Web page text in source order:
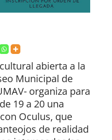
abierta a la
Municipal de
organiza para
19 a 20 una
Oculus, que
de realidad